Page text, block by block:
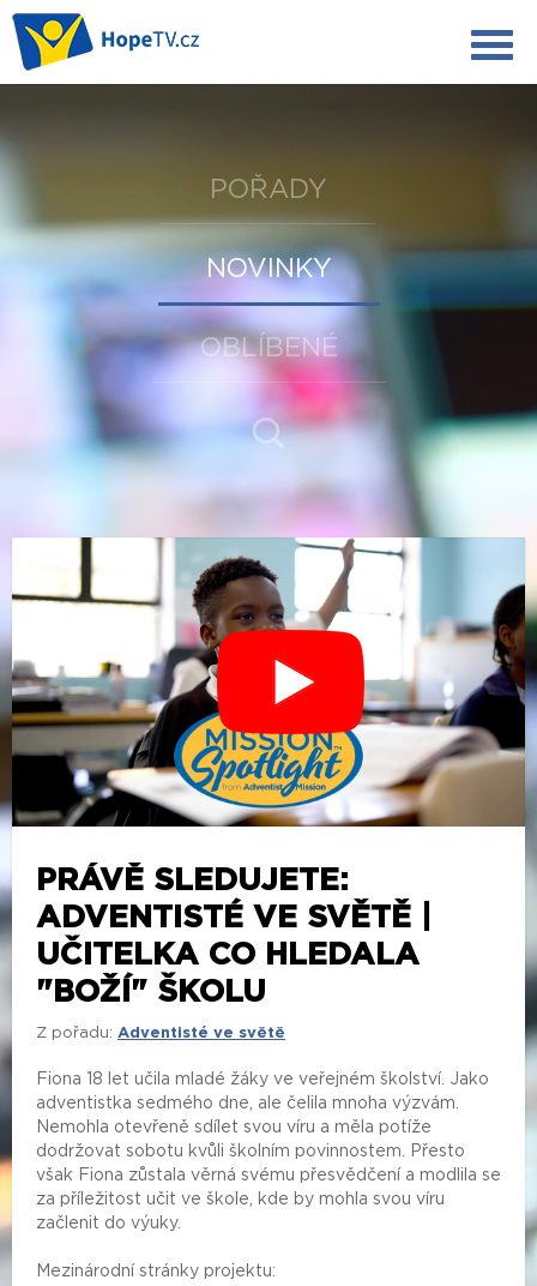
POŘADY
NOVINKY
OBLÍBENÉ
PRÁVĚ SLEDUJETE:
ADVENTISTÉ VE SVĚTĚ |
UČITELKA CO HLEDALA
"BOŽÍ" ŠKOLU
Z pořadu: Adventisté ve světě
Fiona 18 let učila mladé žáky ve veřejném školství. Jako
adventistka sedmého dne, ale čelila mnoha výzvám.
Nemohla otevřeně sdílet svou víru a měla potíže
dodržovat sobotu kvůli školním povinnostem. Přesto
však Fiona zůstala věrná svému přesvědčení a modlila se
za příležitost učit ve škole, kde by mohla svou víru
začlenit do výuky.
Mezinárodní stránky projektu: